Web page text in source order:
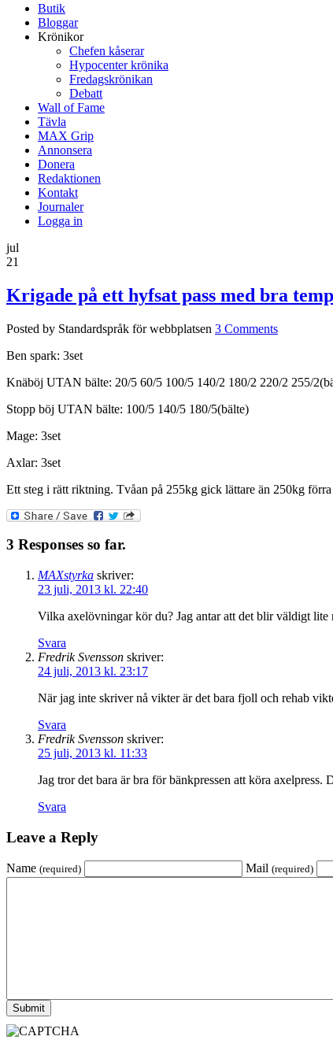
Butik
Bloggar
Krönikor
Chefen kåserar
Hypocenter krönika
Fredagskrönikan
Debatt
Wall of Fame
Tävla
MAX Grip
Annonsera
Donera
Redaktionen
Kontakt
Journaler
Logga in
jul
21
Krigade på ett hyfsat pass med bra
Posted by Standardspråk för webbplatsen 3 Comments
Ben spark: 3set
Knäböj UTAN bälte: 20/5 60/5 100/5 140/2 180/2 220/2 255/
Stopp böj UTAN bälte: 100/5 140/5 180/5(bälte)
Mage: 3set
Axlar: 3set
Ett steg i rätt riktning. Tvåan på 255kg gick lättare än 250kg förra
3 Responses so far.
MAXstyrka skriver:
23 juli, 2013 kl. 22:40
Vilka axelövningar kör du? Jag antar att det blir väldigt lite
Svara
Fredrik Svensson skriver:
24 juli, 2013 kl. 23:17
När jag inte skriver nå vikter är det bara fjoll och rehab
Svara
Fredrik Svensson skriver:
25 juli, 2013 kl. 11:33
Jag tror det bara är bra för bänkpressen att köra
Svara
Leave a Reply
Name (required) Mail (required)